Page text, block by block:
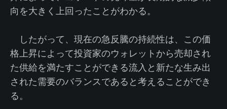
向を大きく上回ったことがわかる。
したがって、現在の急反騰の持続性は、この価
格上昇によって投資家のウォレットから売却され
た供給を満たすことができる流入と新たな生み出
された需要のバランスであると考えることができ
る。